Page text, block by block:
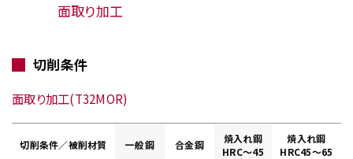
面取り加工
切削条件
面取り加工(T32MOR)
切削条件／被削材質 一般鋼 合金鋼
焼入れ鋼
HRC～45
焼入れ鋼
HRC45～65